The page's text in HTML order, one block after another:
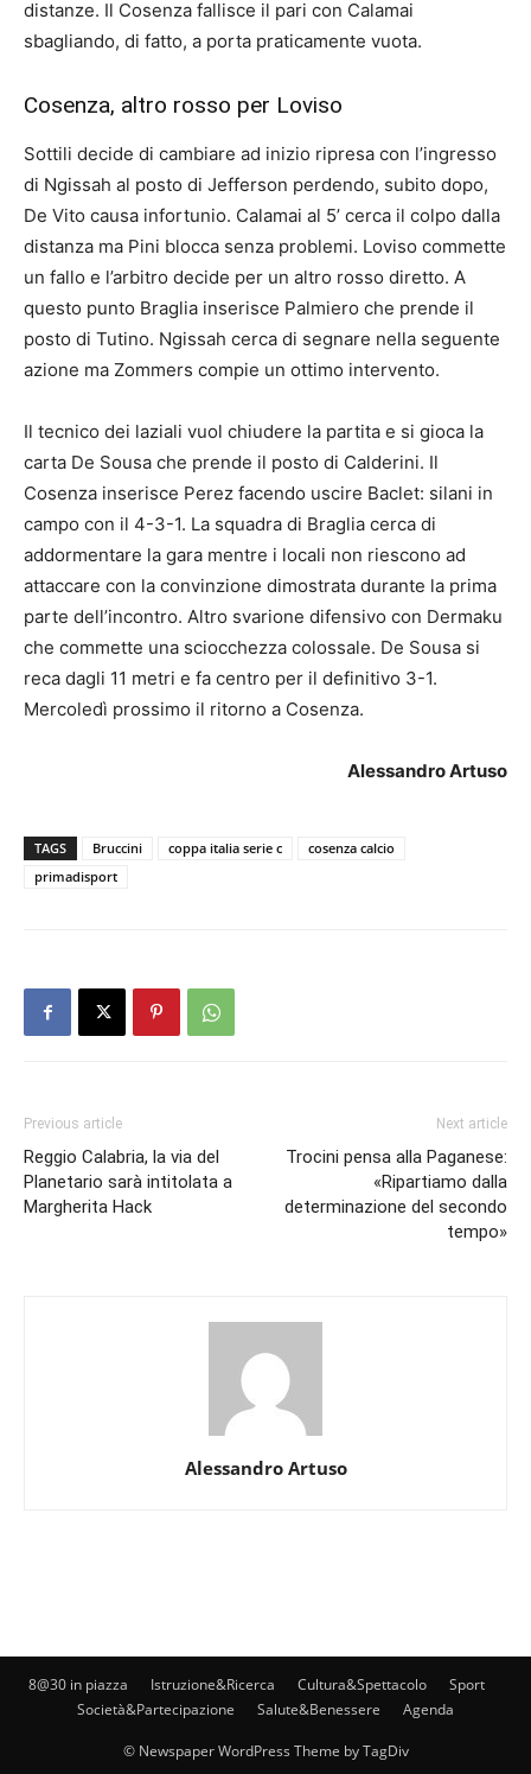
distanze. Il Cosenza fallisce il pari con Calamai
sbagliando, di fatto, a porta praticamente vuota.
Cosenza, altro rosso per Loviso
Sottili decide di cambiare ad inizio ripresa con l’ingresso
di Ngissah al posto di Jefferson perdendo, subito dopo,
De Vito causa infortunio. Calamai al 5’ cerca il colpo dalla
distanza ma Pini blocca senza problemi. Loviso commette
un fallo e l’arbitro decide per un altro rosso diretto. A
questo punto Braglia inserisce Palmiero che prende il
posto di Tutino. Ngissah cerca di segnare nella seguente
azione ma Zommers compie un ottimo intervento.
Il tecnico dei laziali vuol chiudere la partita e si gioca la
carta De Sousa che prende il posto di Calderini. Il
Cosenza inserisce Perez facendo uscire Baclet: silani in
campo con il 4-3-1. La squadra di Braglia cerca di
addormentare la gara mentre i locali non riescono ad
attaccare con la convinzione dimostrata durante la prima
parte dell’incontro. Altro svarione difensivo con Dermaku
che commette una sciocchezza colossale. De Sousa si
reca dagli 11 metri e fa centro per il definitivo 3-1.
Mercoledì prossimo il ritorno a Cosenza.
Alessandro Artuso
TAGS Bruccini coppa italia serie c
cosenza calcio
primadisport
Previous article
Reggio Calabria, la via del
Planetario sarà intitolata a
Margherita Hack
Next article
Trocini pensa alla Paganese:
«Ripartiamo dalla
determinazione del secondo
tempo»
Alessandro Artuso
8@30 in piazza Istruzione&Ricerca Cultura&Spettacolo
Sport
Società&Partecipazione
Salute&Benessere Agenda
© Newspaper WordPress Theme by TagDiv